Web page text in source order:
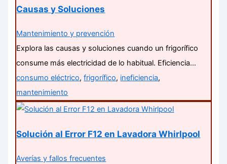
Causas y Soluciones
Mantenimiento y prevención
Explora las causas y soluciones cuando un frigorífico
consume más electricidad de lo habitual. Eficiencia…
consumo eléctrico,frigorífico, ineficiencia,
mantenimiento
Solución al Error F12 en Lavadora Whirlpool
Averías y fallos frecuentes